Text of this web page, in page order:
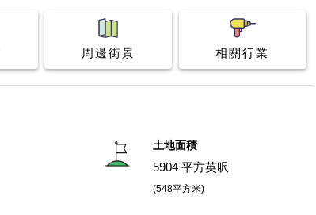
周邊街景 相關行業
土地面積
5904 平方英呎
(548平方米)